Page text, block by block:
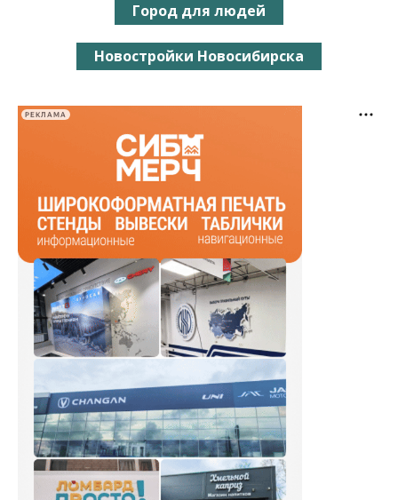
Город для людей
Новостройки Новосибирска
РЕКЛАМА